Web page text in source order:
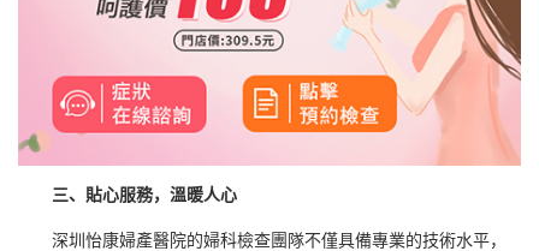
三、貼心服務，溫暖人心
深圳怡康婦產醫院的婦科檢查團隊不僅具備專業的技術水平，